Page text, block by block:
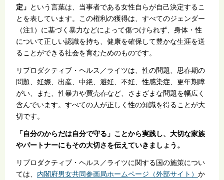
定」 という言葉は、当事者である女性自らが自己決定するこ
とを表しています。この権利の獲得は、すべてのジェンダー
（注1）に基づく暴力などによって傷つけられず、身体・性
について正しい認識を持ち、健康を確保して豊かな生涯を送
ることができる社会を育むためのものです。
リプロダクティブ・ヘルス／ライツは、性の問題、思春期の
問題、妊娠、出産、中絶、避妊、不妊、性感染症、更年期障
がい、また、性暴力や買売春など、さまざまな問題を幅広く
含んでいます。すべての人が正しく性の知識を得ることが大
切です。
「自分のからだは自分で守る」ことから実践し、大切な家族
やパートナーにもその大切さを伝えていきましょう。
リプロダクティブ・ヘルス／ライツに関する国の施策につい
ては、 内閣府男女共同参画局ホームページ（外部サイト） か